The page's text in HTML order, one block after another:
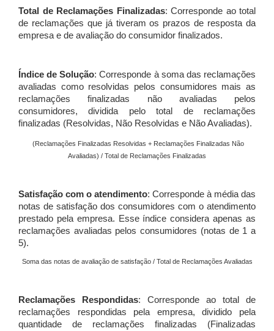
Total de Reclamações Finalizadas: Corresponde ao total
de reclamações que já tiveram os prazos de resposta da
empresa e de avaliação do consumidor finalizados.
Índice de Solução: Corresponde à soma das reclamações
avaliadas como resolvidas pelos consumidores mais as
reclamações finalizadas não avaliadas pelos
consumidores, dividida pelo total de reclamações
finalizadas (Resolvidas, Não Resolvidas e Não Avaliadas).
(Reclamações Finalizadas Resolvidas + Reclamações Finalizadas Não
Avaliadas) / Total de Reclamações Finalizadas
Satisfação com o atendimento: Corresponde à média das
notas de satisfação dos consumidores com o atendimento
prestado pela empresa. Esse índice considera apenas as
reclamações avaliadas pelos consumidores (notas de 1 a
5).
Soma das notas de avaliação de satisfação / Total de Reclamações Avaliadas
Reclamações Respondidas: Corresponde ao total de
reclamações respondidas pela empresa, dividido pela
quantidade de reclamações finalizadas (Finalizadas